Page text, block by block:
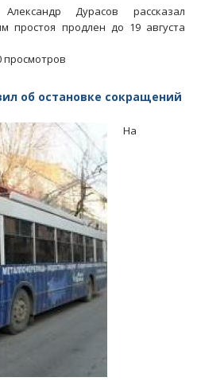
Дурасов рассказал
простоя продлен до 19 августа
просмотров
об остановке сокращений
На